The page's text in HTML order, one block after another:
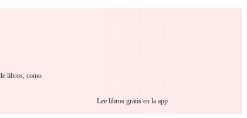
libros, como
Lee libros gratis en la app